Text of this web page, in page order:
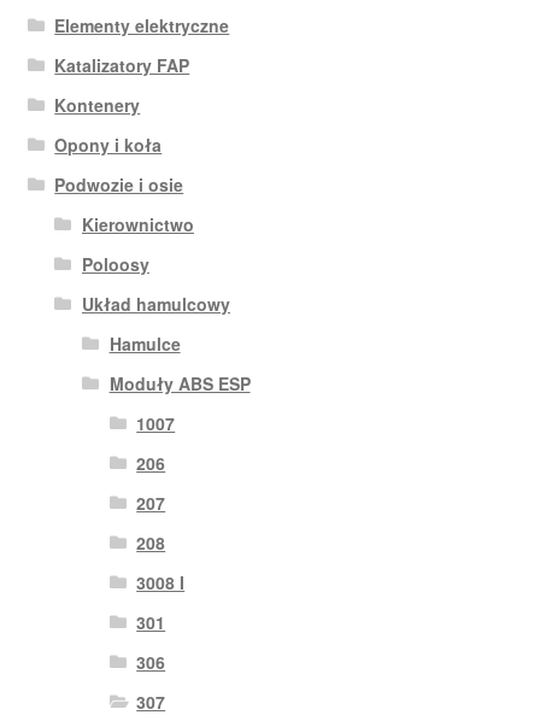
Elementy elektryczne
Katalizatory FAP
Kontenery
Opony i koła
Podwozie i osie
Kierownictwo
Poloosy
Układ hamulcowy
Hamulce
Moduły ABS ESP
1007
206
207
208
3008 I
301
306
307